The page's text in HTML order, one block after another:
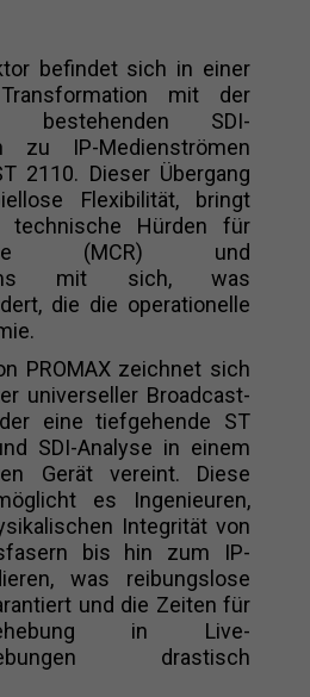
befindet sich in einer
mit der
bestehenden SDI-
zu IP-Medienströmen
2110. Dieser Übergang
Flexibilität, bringt
technische Hürden für
(MCR) und
mit sich, was
die die operationelle
PROMAX zeichnet sich
universeller Broadcast-
eine tiefgehende ST
SDI-Analyse in einem
Gerät vereint. Diese
es Ingenieuren,
Integrität von
bis hin zum IP-
was reibungslose
und die Zeiten für
in Live-
drastisch